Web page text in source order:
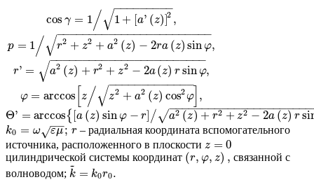
cos γ = 1/ 1 + [a' (z) ]2
− −
−−−−−−−
√ ,
p = 1/ r2 + z2 + a2 (z) − 2ra (z) sinφ
− −
−−−−−−−−−−−−−−−−−−−−−−
√ ,
r' = a2 (z) + r2 + z2 − 2a (z) rsinφ
− −
−−−−−−−−−−−−−−−−−−−−−−
√ ,
φ = arccos [z/ z2 + a2 (z) cos2φ
− −
−−−−−−−−−−−
√ ] ,
Θ' = arccos{ [a (z) sinφ − r] / a2 (z) + r2 + z2 − 2a (z) r
−−−−−−−−−−−−−−−−−−−−−−
√
k0 = ω εμ
−−
√ ; r – радиальная координата вспомогательного
источника, расположенного в плоскости z = 0
цилиндрической системы координат (r, φ, z) , связанной с
волноводом; k
~
= k0r0.